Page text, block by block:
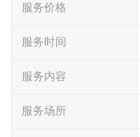
服务价格
服务时间
服务内容
服务场所